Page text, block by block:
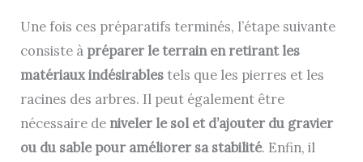
Une fois ces préparatifs terminés, l’étape suivante
consiste à préparer le terrain en retirant les
matériaux indésirablestels que les pierres et les
racines des arbres. Il peut également être
nécessaire de niveler le sol et d’ajouter du gravier
ou du sable pour améliorer sa stabilité. Enfin, il